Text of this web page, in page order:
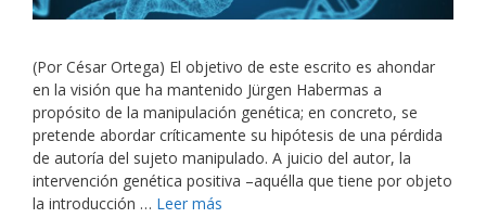
(Por César Ortega) El objetivo de este escrito es ahondar
en la visión que ha mantenido Jürgen Habermas a
propósito de la manipulación genética; en concreto, se
pretende abordar críticamente su hipótesis de una pérdida
de autoría del sujeto manipulado. A juicio del autor, la
intervención genética positiva –aquélla que tiene por objeto
la introducción … Leer más